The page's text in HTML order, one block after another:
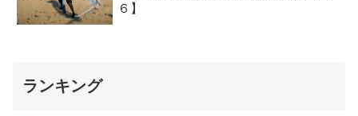
６】
ランキング